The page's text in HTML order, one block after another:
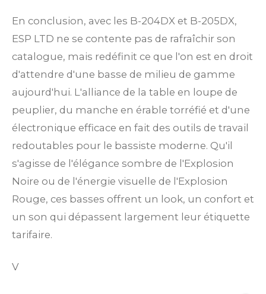
En conclusion, avec les B-204DX et B-205DX,
ESP LTD ne se contente pas de rafraîchir son
catalogue, mais redéfinit ce que l'on est en droit
d'attendre d'une basse de milieu de gamme
aujourd'hui. L'alliance de la table en loupe de
peuplier, du manche en érable torréfié et d'une
électronique efficace en fait des outils de travail
redoutables pour le bassiste moderne. Qu'il
s'agisse de l'élégance sombre de l'Explosion
Noire ou de l'énergie visuelle de l'Explosion
Rouge, ces basses offrent un look, un confort et
un son qui dépassent largement leur étiquette
tarifaire.
V